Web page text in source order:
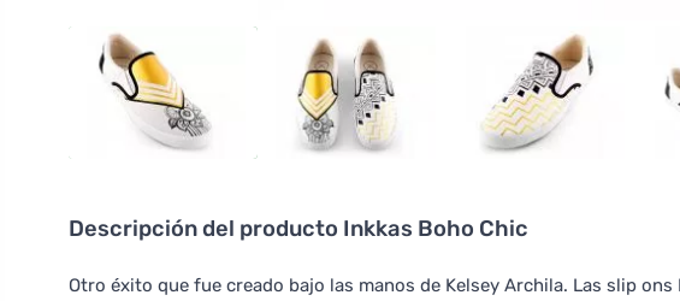
Descripción del producto Inkkas Boho Chic
Otro éxito que fue creado bajo las manos de Kelsey Archila. Las slip ons